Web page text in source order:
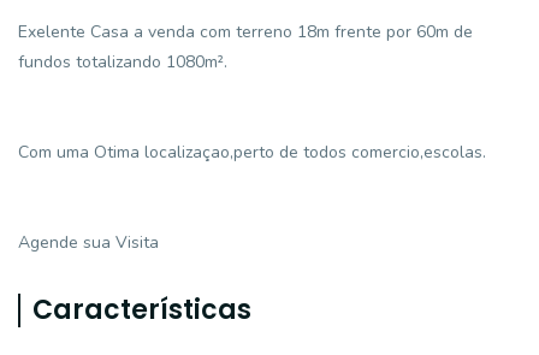
Exelente Casa a venda com terreno 18m frente por 60m de
fundos totalizando 1080m².
Com uma Otima localizaçao,perto de todos comercio,escolas.
Agende sua Visita
Características